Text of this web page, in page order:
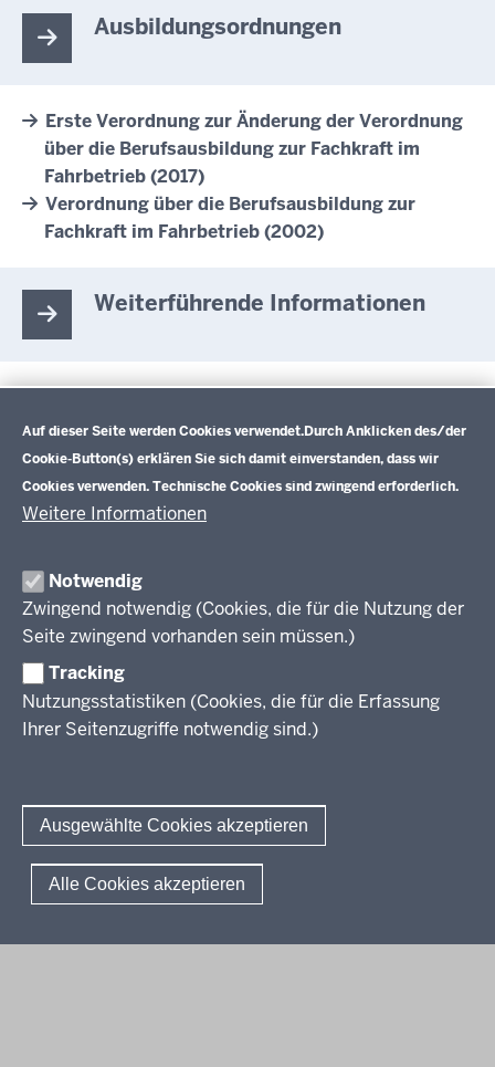
Auf dieser Seite werden Cookies verwendet.Durch Anklicken des/der
Cookie-Button(s) erklären Sie sich damit einverstanden, dass wir
Cookies verwenden. Technische Cookies sind zwingend erforderlich.
Weitere Informationen
Notwendig
Zwingend notwendig (Cookies, die für die Nutzung der
Seite zwingend vorhanden sein müssen.)
Tracking
Nutzungsstatistiken (Cookies, die für die Erfassung
Ihrer Seitenzugriffe notwendig sind.)
Ausgewählte Cookies akzeptieren
Alle Cookies akzeptieren
Ausbildungsordnungen
Erste Verordnung zur Änderung der Verordnung
über die Berufsausbildung zur Fachkraft im
Fahrbetrieb (2017)
Verordnung über die Berufsausbildung zur
Fachkraft im Fahrbetrieb (2002)
Weiterführende Informationen
Bundesagentur für Arbeit)
Informationen zum Beruf (BIBB)
Im Überblick
Berufsbildung NRW
Das Berufskolleg in NRW
Abschlüsse und Anschlüsse
Modellprojekte
Informationsschriften
Weiterführende Links
Abkürzungen
Bildungsgänge / Bildungspläne
Bildungspläne Ausbildungsvorbereitung (Anlage A)
Fachklassen duales System (Anlage A)
Bildungspläne Berufsfachschule (Anlage B)
Bildungspläne Berufsfachschule und Fachoberschule (Anlage C)
Bildungsgang-übergreifende Themen
Unterricht
Gesellschaft
Digitalisierung
© 2026 Berufsbildung
Fußzeile
Impressum Datenschutzerklärung